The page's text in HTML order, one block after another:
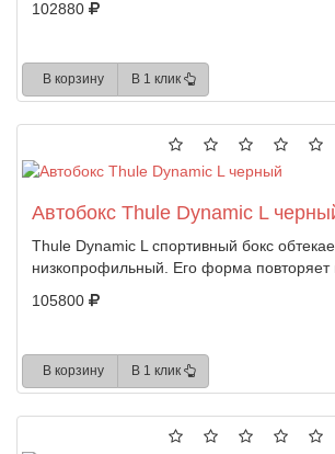
102880
В корзину В 1 клик
Автобокс Thule Dynamic L
Thule Dynamic L спортивный бокс
низкопрофильный. Его форма повторяет
105800
В корзину В 1 клик